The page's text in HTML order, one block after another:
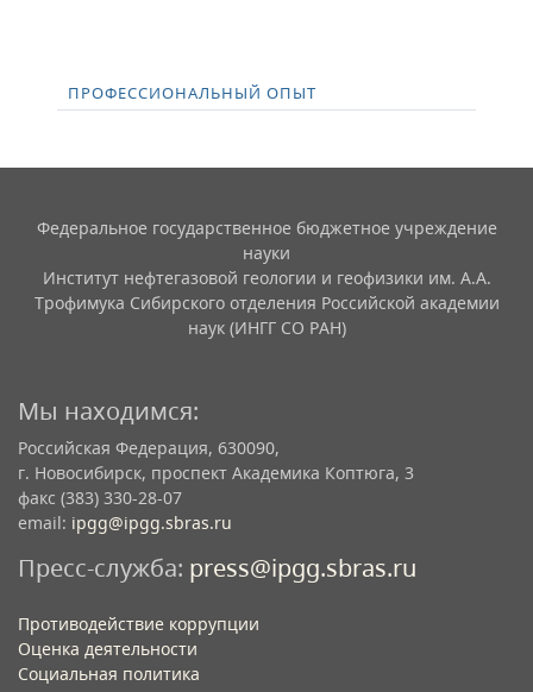
ПРОФЕССИОНАЛЬНЫЙ ОПЫТ
Федеральное государственное бюджетное учреждение
науки
Институт нефтегазовой геологии и геофизики им. А.А.
Трофимука Сибирского отделения Российской академии
наук (ИНГГ СО РАН)
Мы находимся:
Российская Федерация, 630090,
г. Новосибирск, проспект Академика Коптюга, 3
факс (383) 330-28-07
email: ipgg@ipgg.sbras.ru
Пресс-служба: press@ipgg.sbras.ru
Противодействие коррупции
Оценка деятельности
Социальная политика